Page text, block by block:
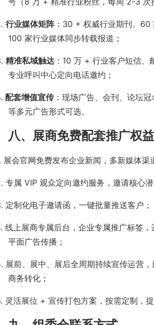
行业媒体矩阵： 30 + 权威行业期刊、 60
100 家行业媒体同步转载报道；
精准私域触达 ： 10 万 + 行业客户短信、
专业呼叫中心定向电话邀约；
配套增值宣传：现场广告、会刊、论坛
等多元广告形式可选。
八、展商免费配套推广权益
展会官网免费发布企业新闻，多新媒体渠
专属 VIP 观众定向邀约服务，邀请核心
定制化电子邀请函，一键批量推送客户；
线上展商专属后台，企业专属推广标签，
平面广告传播；
展前、展中、展后全周期持续宣传运营
商务转化；
灵活展位 + 宣传打包方案，按需定制，提